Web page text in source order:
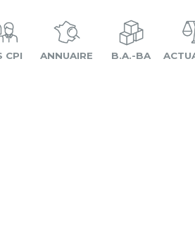
CPI ANNUAIRE B.A.-BA